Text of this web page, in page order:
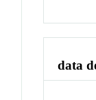
data